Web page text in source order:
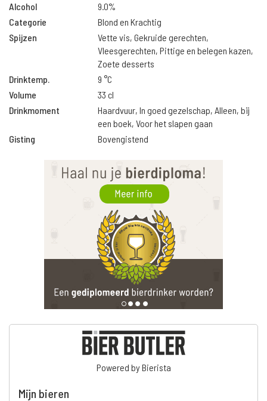
Alcohol
9.0%
Categorie
Blond en Krachtig
Spijzen
Vette vis, Gekruide gerechten,
Vleesgerechten, Pittige en belegen kazen,
Zoete desserts
Drinktemp.
9 °C
Volume
33 cl
Drinkmoment
Haardvuur, In goed gezelschap, Alleen, bij
een boek, Voor het slapen gaan
Gisting
Bovengistend
Powered by Bierista
Mijn bieren